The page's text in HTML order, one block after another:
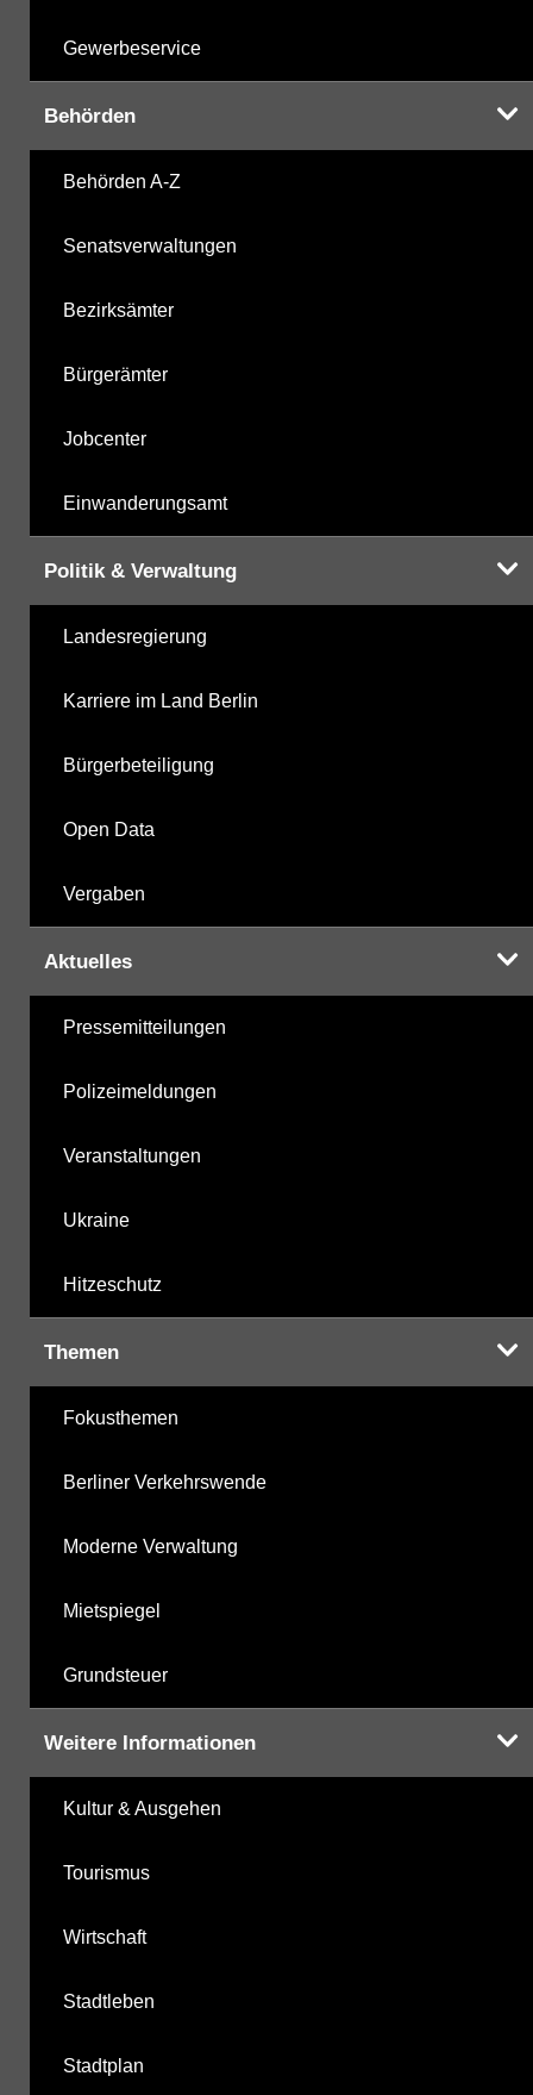
Gewerbeservice
Behörden
Behörden A-Z
Senatsverwaltungen
Bezirksämter
Bürgerämter
Jobcenter
Einwanderungsamt
Politik & Verwaltung
Landesregierung
Karriere im Land Berlin
Bürgerbeteiligung
Open Data
Vergaben
Aktuelles
Pressemitteilungen
Polizeimeldungen
Veranstaltungen
Ukraine
Hitzeschutz
Themen
Fokusthemen
Berliner Verkehrswende
Moderne Verwaltung
Mietspiegel
Grundsteuer
Weitere Informationen
Kultur & Ausgehen
Tourismus
Wirtschaft
Stadtleben
Stadtplan